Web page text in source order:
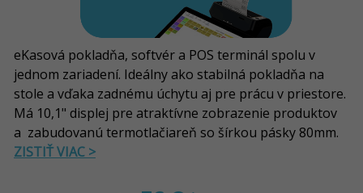
eKasová pokladňa, softvér a POS terminál spolu v
jednom zariadení. Ideálny ako stabilná pokladňa na
stole a vďaka zadnému úchytu aj pre prácu v priestore.
Má 10,1" displej pre atraktívne zobrazenie produktov
a zabudovanú termotlačiareň so šírkou pásky 80mm.
ZISTIŤ VIAC >